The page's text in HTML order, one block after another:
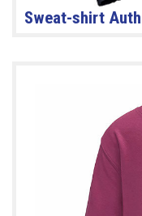
Sweat-shirt